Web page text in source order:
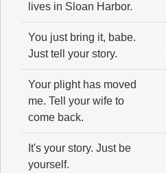
lives in Sloan Harbor.
You just bring it, babe.
Just tell your story.
Your plight has moved
me. Tell your wife to
come back.
It's your story. Just be
yourself.